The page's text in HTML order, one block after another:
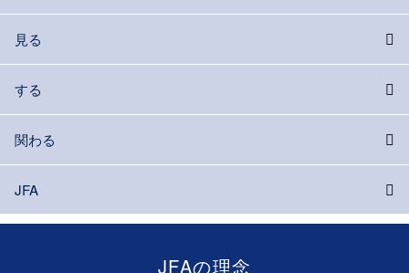
見る
する
関わる
JFA
JFAの理念